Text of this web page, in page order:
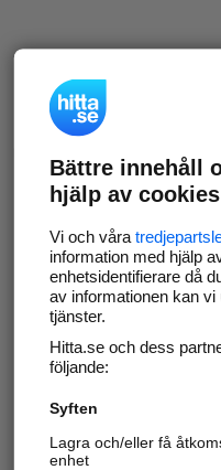
Bättre innehåll
hjälp av cookies
Vi och våra
information med hjälp
enhetsidentifierare då
av informationen kan
tjänster.
Hitta.se och dess
följande:
Syften
Lagra och/eller få
enhet